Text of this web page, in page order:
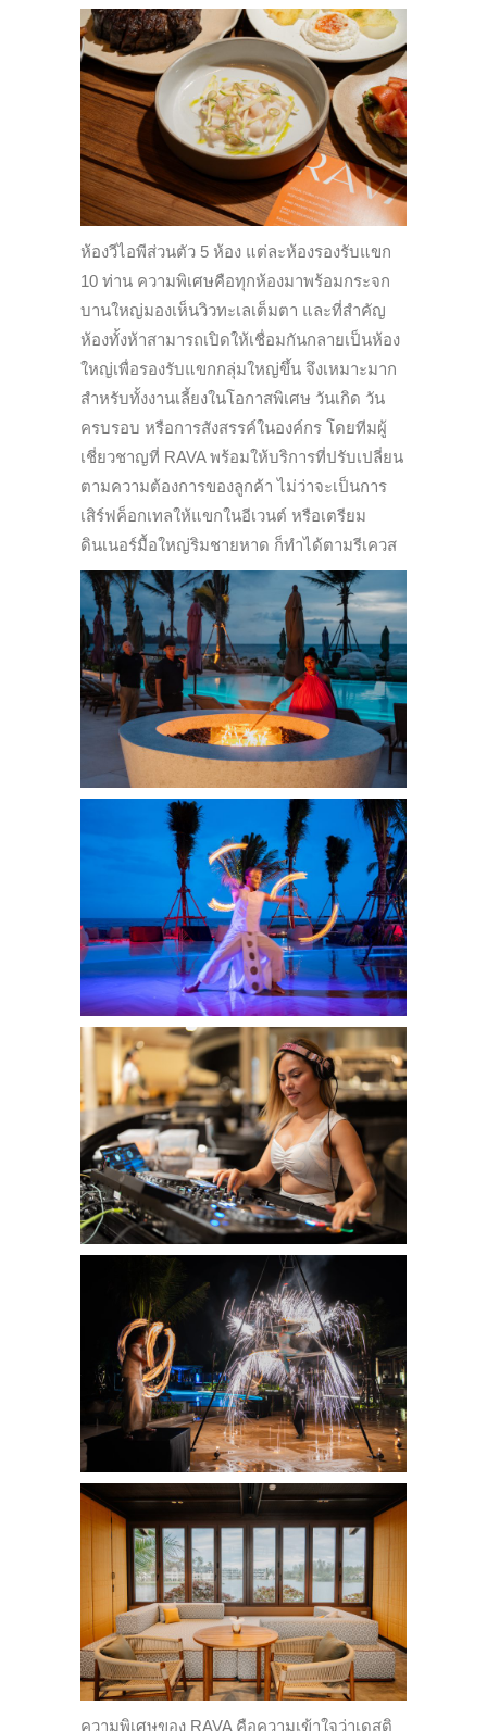
ห้องวีไอพีส่วนตัว 5 ห้อง แต่ละห้องรองรับแขก
10 ท่าน ความพิเศษคือทุกห้องมาพร้อมกระจก
บานใหญ่มองเห็นวิวทะเลเต็มตา และที่สำคัญ
ห้องทั้งห้าสามารถเปิดให้เชื่อมกันกลายเป็นห้อง
ใหญ่เพื่อรองรับแขกกลุ่มใหญ่ขึ้น จึงเหมาะมาก
สำหรับทั้งงานเลี้ยงในโอกาสพิเศษ วันเกิด วัน
ครบรอบ หรือการสังสรรค์ในองค์กร โดยทีมผู้
เชี่ยวชาญที่ RAVA พร้อมให้บริการที่ปรับเปลี่ยน
ตามความต้องการของลูกค้า ไม่ว่าจะเป็นการ
เสิร์ฟค็อกเทลให้แขกในอีเวนต์ หรือเตรียม
ดินเนอร์มื้อใหญ่ริมชายหาด ก็ทำได้ตามรีเควส
ความพิเศษของ RAVA คือความเข้าใจว่าเดสติ